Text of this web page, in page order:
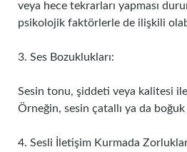
veya hece tekrarları yapması
psikolojik faktörlerle de ilişkili
3. Ses Bozuklukları:
Sesin tonu, şiddeti veya kalitesi
Örneğin, sesin çatallı ya da boğuk
4. Sesli İletişim Kurmada